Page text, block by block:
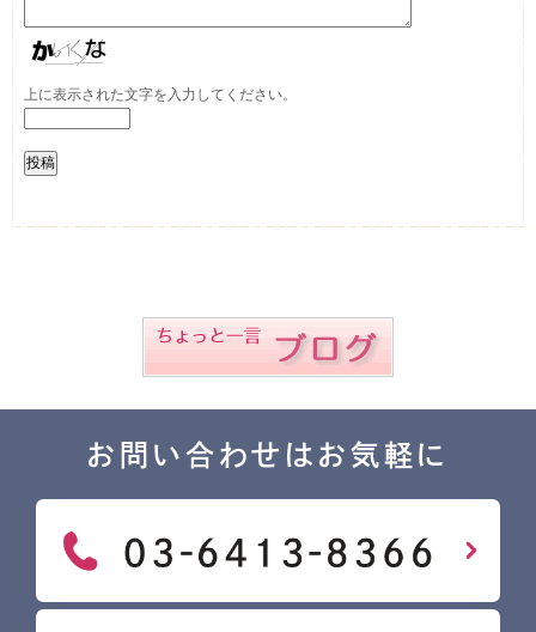
上に表示された文字を入力してください。
お問い合わせはお気軽に